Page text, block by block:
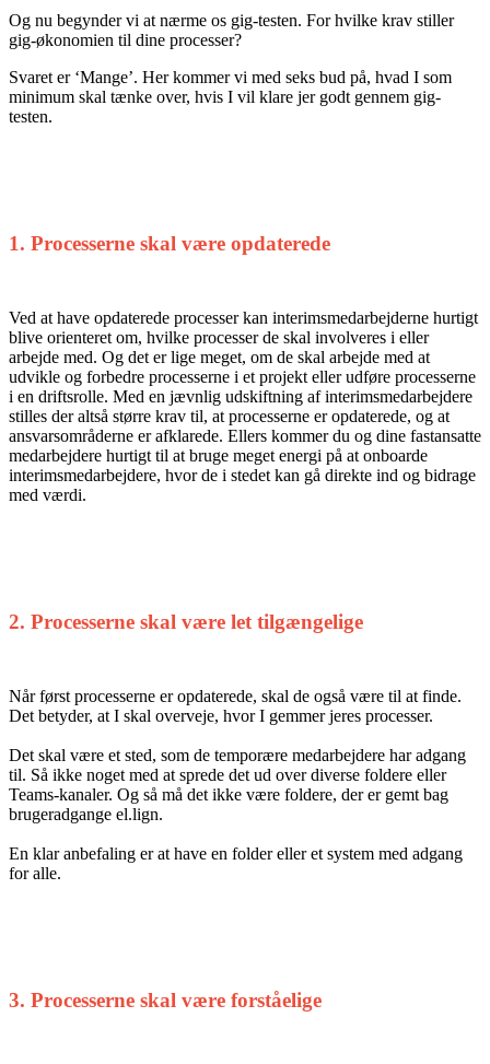
Og nu begynder vi at nærme os gig-testen. For hvilke krav stiller
gig-økonomien til dine processer?
Svaret er ‘Mange’. Her kommer vi med seks bud på, hvad I som
minimum skal tænke over, hvis I vil klare jer godt gennem gig-
testen.
1. Processerne skal være opdaterede
Ved at have opdaterede processer kan interims­medarbejderne hurtigt
blive orienteret om, hvilke processer de skal involveres i eller
arbejde med. Og det er lige meget, om de skal arbejde med at
udvikle og forbedre processerne i et projekt eller udføre processerne
i en driftsrolle. Med en jævnlig udskiftning af interims­medarbejdere
stilles der altså større krav til, at processerne er opdaterede, og at
ansvarsområderne er afklarede. Ellers kommer du og dine fastansatte
med­arbejdere hurtigt til at bruge meget energi på at onboarde
interimsmed­arbejdere, hvor de i stedet kan gå direkte ind og bidrage
med værdi.
2. Processerne skal være let tilgængelige
Når først processerne er opdaterede, skal de også være til at finde.
Det betyder, at I skal overveje, hvor I gemmer jeres processer.
Det skal være et sted, som de temporære medarbejdere har adgang
til. Så ikke noget med at sprede det ud over diverse foldere eller
Teams-kanaler. Og så må det ikke være foldere, der er gemt bag
brugeradgange el.lign.
En klar anbefaling er at have en folder eller et system med adgang
for alle.
3. Processerne skal være forståelige